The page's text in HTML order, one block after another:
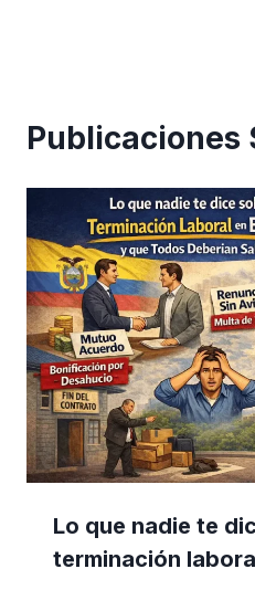
Publicaciones
Lo que nadie te
terminación